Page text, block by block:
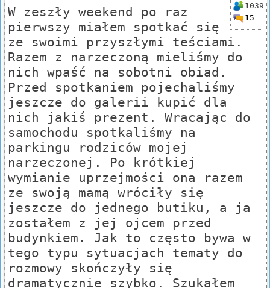
1039
15
W zeszły weekend po raz
pierwszy miałem spotkać się
ze swoimi przyszłymi teściami.
Razem z narzeczoną mieliśmy do
nich wpaść na sobotni obiad.
Przed spotkaniem pojechaliśmy
jeszcze do galerii kupić dla
nich jakiś prezent. Wracając do
samochodu spotkaliśmy na
parkingu rodziców mojej
narzeczonej. Po krótkiej
wymianie uprzejmości ona razem
ze swoją mamą wróciły się
jeszcze do jednego butiku, a ja
zostałem z jej ojcem przed
budynkiem. Jak to często bywa w
tego typu sytuacjach tematy do
rozmowy skończyły się
dramatycznie szybko. Szukałem